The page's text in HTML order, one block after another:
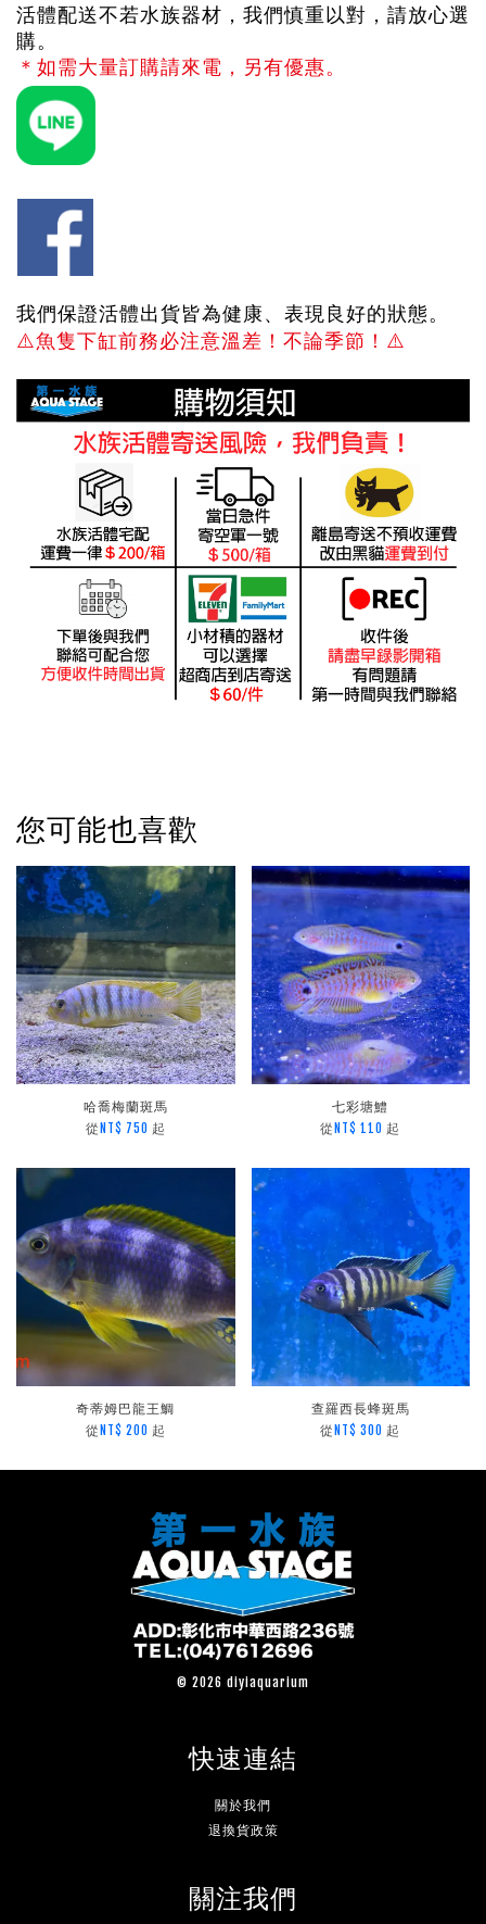
活體配送不若水族器材，我們慎重以對，請放心選
購。
＊如需大量訂購請來電，另有優惠。
我們保證活體出貨皆為健康、表現良好的狀態。
⚠️魚隻下缸前務必注意溫差！不論季節！ ⚠️
您可能也喜歡
哈喬梅蘭斑馬
從 NT$ 750 起
七彩塘鱧
從 NT$ 110 起
奇蒂姆巴龍王鯛
從 NT$ 200 起
查羅西長蜂斑馬
從 NT$ 300 起
© 2026 diyiaquarium
快速連結
關於我們
退換貨政策
關注我們